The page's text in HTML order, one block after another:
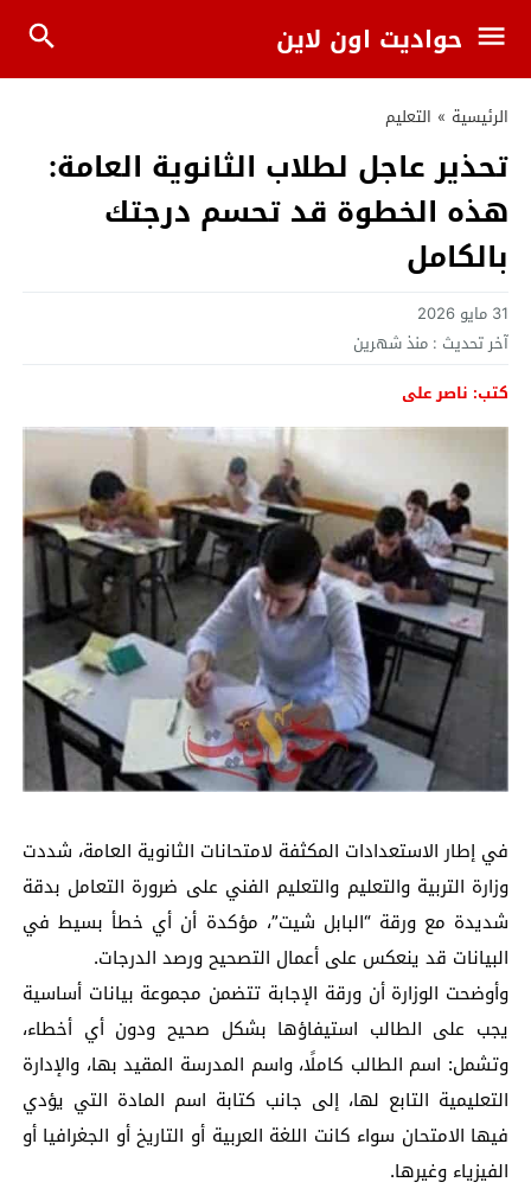
حواديت اون لاين
الرئيسية » التعليم
تحذير عاجل لطلاب الثانوية العامة:
هذه الخطوة قد تحسم درجتك
بالكامل
31 مايو 2026
آخر تحديث : منذ شهرين
كتب: ناصر على
في إطار الاستعدادات المكثفة لامتحانات الثانوية العامة، شددت
وزارة التربية والتعليم والتعليم الفني على ضرورة التعامل بدقة
شديدة مع ورقة “البابل شيت”، مؤكدة أن أي خطأ بسيط في
البيانات قد ينعكس على أعمال التصحيح ورصد الدرجات.
وأوضحت الوزارة أن ورقة الإجابة تتضمن مجموعة بيانات أساسية
يجب على الطالب استيفاؤها بشكل صحيح ودون أي أخطاء،
وتشمل: اسم الطالب كاملًا، واسم المدرسة المقيد بها، والإدارة
التعليمية التابع لها، إلى جانب كتابة اسم المادة التي يؤدي
فيها الامتحان سواء كانت اللغة العربية أو التاريخ أو الجغرافيا أو
الفيزياء وغيرها.